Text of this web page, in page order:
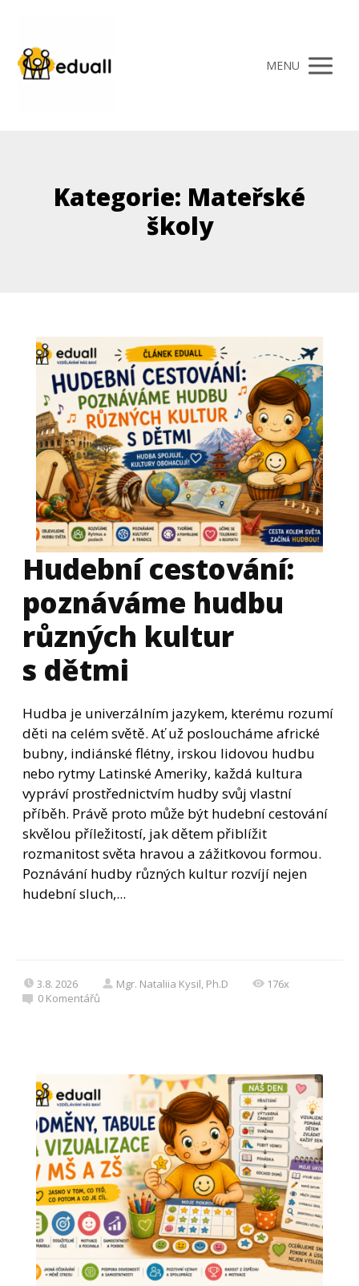
MENU
Kategorie: Mateřské
školy
Hudební cestování:
poznáváme hudbu
různých kultur
s dětmi
Hudba je univerzálním jazykem, kterému rozumí
děti na celém světě. Ať už posloucháme africké
bubny, indiánské flétny, irskou lidovou hudbu
nebo rytmy Latinské Ameriky, každá kultura
vypráví prostřednictvím hudby svůj vlastní
příběh. Právě proto může být hudební cestování
skvělou příležitostí, jak dětem přiblížit
rozmanitost světa hravou a zážitkovou formou.
Poznávání hudby různých kultur rozvíjí nejen
hudební sluch,...
3.8. 2026 Mgr. Nataliia Kysil, Ph.D
176x
0 Komentářů